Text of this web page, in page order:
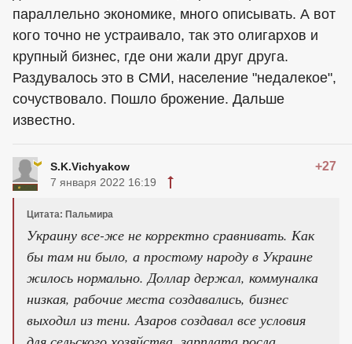
параллельно экономике, много описывать. А вот
кого точно не устраивало, так это олигархов и
крупный бизнес, где они жали друг друга.
Раздувалось это в СМИ, население "недалекое",
сочуствовало. Пошло брожение. Дальше
известно.
S.K.Vichyakow +27
7 января 2022 16:19
Цитата: Пальмира
Украину все-же не корректно сравнивать. Как
бы там ни было, а простому народу в Украине
жилось нормально. Доллар держал, коммуналка
низкая, рабочие места создавались, бизнес
выходил из тени. Азаров создавал все условия